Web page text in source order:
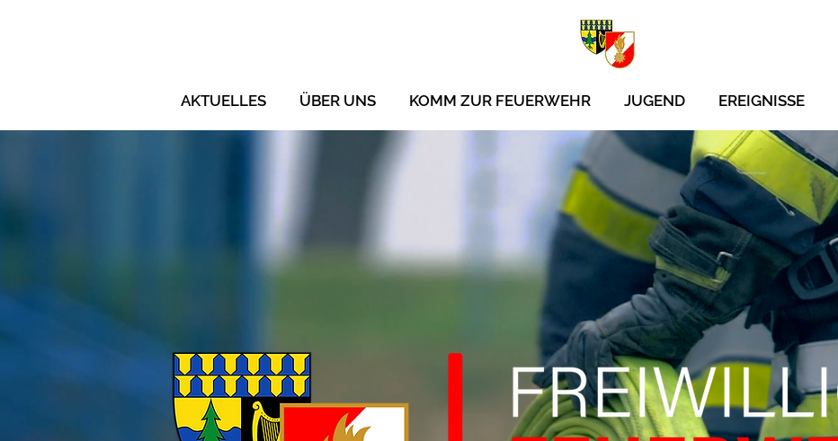
AKTUELLES ÜBER UNS KOMM ZUR FEUERWEHR JUGEND EREIGNISSE